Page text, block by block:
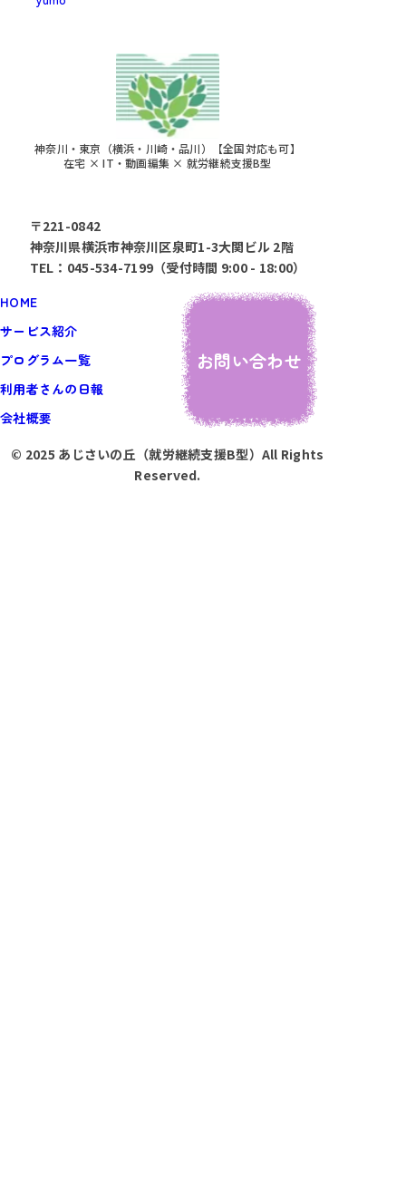
神奈川・東京（横浜・川崎・品川）【全国対応も可】
在宅 × IT・動画編集 × 就労継続支援B型
〒221-0842
神奈川県横浜市神奈川区泉町1-3大関ビル 2階
TEL：045-534-7199（受付時間 9:00 - 18:00）
HOME
サービス紹介
プログラム一覧
利用者さんの日報
会社概要
お問い合わせ
© 2025 あじさいの丘（就労継続支援B型）All Rights
Reserved.